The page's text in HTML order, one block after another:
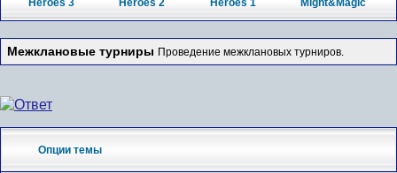
Heroes 3 Heroes 2 Heroes 1 Might&Magic
Межклановые турниры Проведение межклановых турниров.
Опции темы